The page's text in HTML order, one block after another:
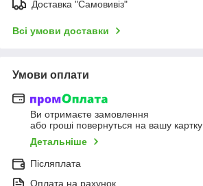
Доставка "Самовивіз"
Всі умови доставки
Умови оплати
Ви отримаєте замовлення
або гроші повернуться на вашу картку
Детальніше
Післяплата
Оплата на рахунок